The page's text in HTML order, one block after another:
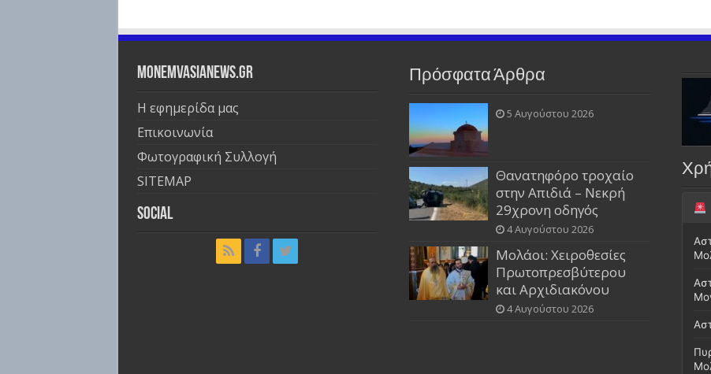
Monemvasianews.gr
Η εφημερίδα μας
Επικοινωνία
Φωτογραφική Συλλογή
SITEMAP
Social
Πρόσφατα Άρθρα
5 Αυγούστου 2026
Θανατηφόρο τροχαίο
στην Απιδιά – Νεκρή
29χρονη οδηγός
4 Αυγούστου 2026
Μολάοι: Χειροθεσίες
Πρωτοπρεσβύτερου
και Αρχιδιακόνου
4 Αυγούστου 2026